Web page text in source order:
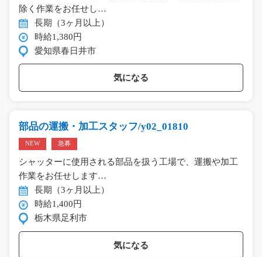
除く作業をお任せし…
長期（3ヶ月以上）
時給1,380円
愛知県春日井市
気になる
部品の運搬・加工スタッフ/y02_01810
NEW 急募
シャッターに使用される部品を扱う工場で、運搬や加工
作業をお任せします…
長期（3ヶ月以上）
時給1,400円
栃木県足利市
気になる